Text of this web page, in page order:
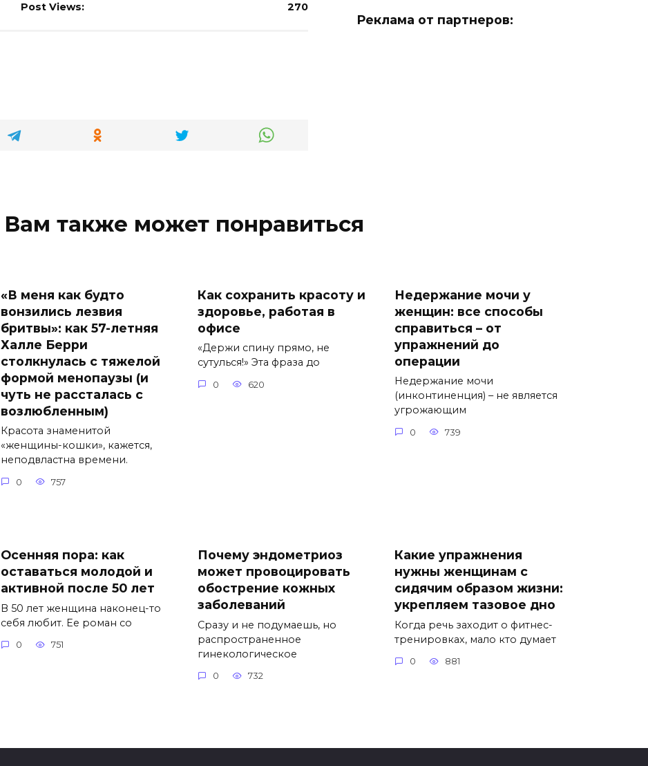
Post Views: 270
Реклама от партнеров:
Вам также может понравиться
«В меня как будто
вонзились лезвия
бритвы»: как 57-летняя
Халле Берри
столкнулась с тяжелой
формой менопаузы (и
чуть не рассталась с
возлюбленным)
Красота знаменитой
«женщины-кошки», кажется,
неподвластна времени.
0 757
Как сохранить красоту и
здоровье, работая в
офисе
«Держи спину прямо, не
сутулься!» Эта фраза до
0 620
Недержание мочи у
женщин: все способы
справиться – от
упражнений до
операции
Недержание мочи
(инконтиненция) – не является
угрожающим
0 739
Осенняя пора: как
оставаться молодой и
активной после 50 лет
В 50 лет женщина наконец-то
себя любит. Ее роман со
0 751
Почему эндометриоз
может провоцировать
обострение кожных
заболеваний
Сразу и не подумаешь, но
распространенное
гинекологическое
0 732
Какие упражнения
нужны женщинам с
сидячим образом жизни:
укрепляем тазовое дно
Когда речь заходит о фитнес-
тренировках, мало кто думает
0 881